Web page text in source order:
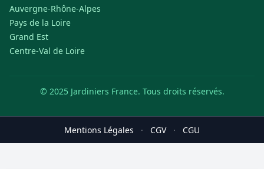
Auvergne-Rhône-Alpes
Pays de la Loire
Grand Est
Centre-Val de Loire
© 2025 Jardiniers France. Tous droits réservés.
Mentions Légales · CGV · CGU